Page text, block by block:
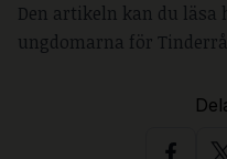
Den artikeln kan du läsa
ungdomarna för